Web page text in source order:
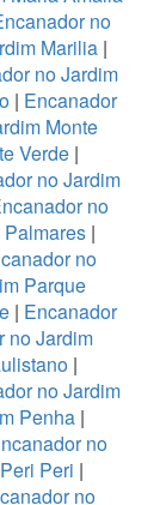
no
Marilia|
no Jardim
| Encanador
Monte
Verde |
no Jardim
no
|
no
Parque
| Encanador
no Jardim
|
no Jardim
Penha|
no
Peri |
no